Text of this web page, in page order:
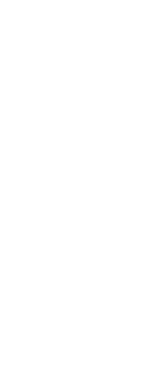
基本尊重了历史